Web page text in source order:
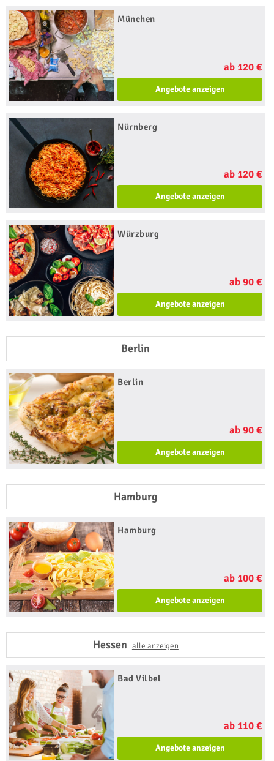
München
ab 120 €
Angebote anzeigen
Nürnberg
ab 120 €
Angebote anzeigen
Würzburg
ab 90 €
Angebote anzeigen
Berlin
Berlin
ab 90 €
Angebote anzeigen
Hamburg
Hamburg
ab 100 €
Angebote anzeigen
Hessen alle anzeigen
Bad Vilbel
ab 110 €
Angebote anzeigen